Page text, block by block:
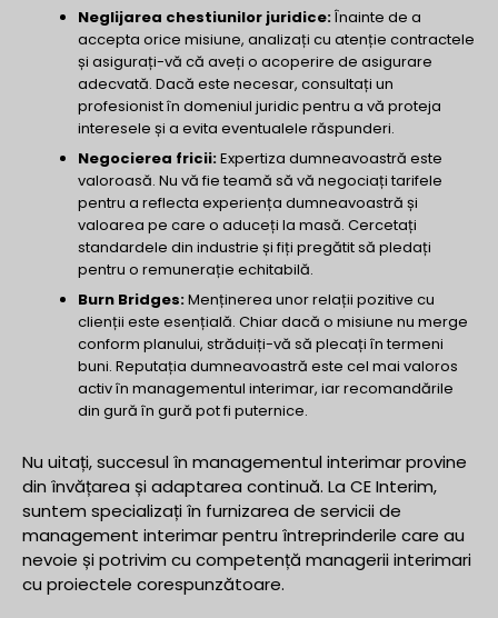
Neglijarea chestiunilor juridice:Înainte de a
accepta orice misiune, analizați cu atenție contractele
și asigurați-vă că aveți o acoperire de asigurare
adecvată. Dacă este necesar, consultați un
profesionist în domeniul juridic pentru a vă proteja
interesele și a evita eventualele răspunderi.
Negocierea fricii:Expertiza dumneavoastră este
valoroasă. Nu vă fie teamă să vă negociați tarifele
pentru a reflecta experiența dumneavoastră și
valoarea pe care o aduceți la masă. Cercetați
standardele din industrie și fiți pregătit să pledați
pentru o remunerație echitabilă.
Burn Bridges:Menținerea unor relații pozitive cu
clienții este esențială. Chiar dacă o misiune nu merge
conform planului, străduiți-vă să plecați în termeni
buni. Reputația dumneavoastră este cel mai valoros
activ în managementul interimar, iar recomandările
din gură în gură pot fi puternice.
Nu uitați, succesul în managementul interimar provine
din învățarea și adaptarea continuă. La CE Interim,
suntem specializați în furnizarea de servicii de
management interimar pentru întreprinderile care au
nevoie și potrivim cu competență managerii interimari
cu proiectele corespunzătoare.